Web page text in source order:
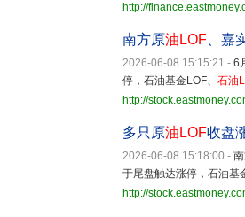
http://
南方原油LOF 、嘉
2026-06-08 15:15:21 - 6
停，石油基金LOF、 石油
http://
多只原油LOF收盘
2026-06-08 15:18:00 -
于尾盘触达涨停，石油基
http://